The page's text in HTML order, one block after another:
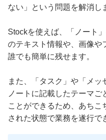
ない」という問題を解消し
Stockを使えば、「ノート
のテキスト情報や、画像や
誰でも簡単に残せます。
また、「タスク」や「メッ
ノートに記載したテーマ
ことができるため、あちこ
された状態で業務を遂行で